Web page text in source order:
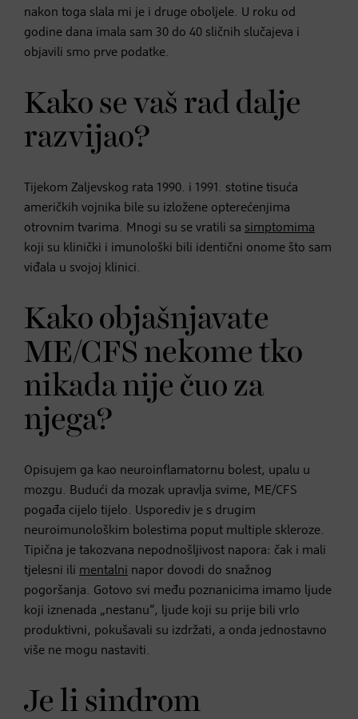
nakon toga slala mi je i druge oboljele. U roku od
godine dana imala sam 30 do 40 sličnih slučajeva i
objavili smo prve podatke.
Kako se vaš rad dalje
razvijao?
Tijekom Zaljevskog rata 1990. i 1991. stotine tisuća
američkih vojnika bile su izložene opterećenjima
otrovnim tvarima. Mnogi su se vratili sa simptomima
koji su klinički i imunološki bili identični onome što sam
viđala u svojoj klinici.
Kako objašnjavate
ME/CFS nekome tko
nikada nije čuo za
njega?
Opisujem ga kao neuroinflamatornu bolest, upalu u
mozgu. Budući da mozak upravlja svime, ME/CFS
pogađa cijelo tijelo. Usporediv je s drugim
neuroimunološkim bolestima poput multiple skleroze.
Tipična je takozvana nepodnošljivost napora: čak i mali
tjelesni ili mentalni napor dovodi do snažnog
pogoršanja. Gotovo svi među poznanicima imamo ljude
koji iznenada „nestanu“, ljude koji su prije bili vrlo
produktivni, pokušavali su izdržati, a onda jednostavno
više ne mogu nastaviti.
Je li sindrom